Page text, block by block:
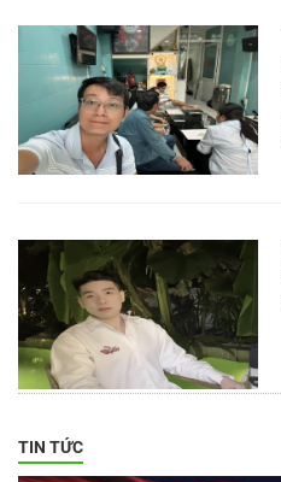
TIN TỨC